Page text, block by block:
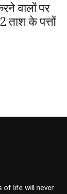
वालों पर
ताश के पत्तों
of life will never